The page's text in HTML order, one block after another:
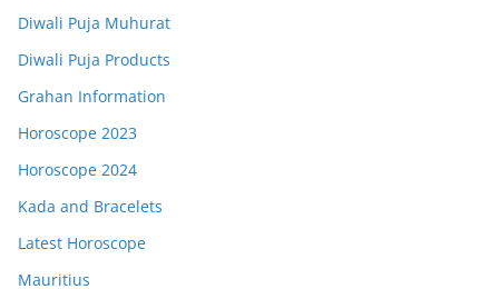
Diwali Puja Muhurat
Diwali Puja Products
Grahan Information
Horoscope 2023
Horoscope 2024
Kada and Bracelets
Latest Horoscope
Mauritius